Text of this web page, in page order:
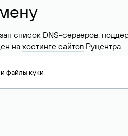
список DNS-серверов,
на хостинге сайтов Руцентра.
Иногда владельцы
и файлы куки